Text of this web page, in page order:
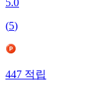
5.0
(5)
447적립